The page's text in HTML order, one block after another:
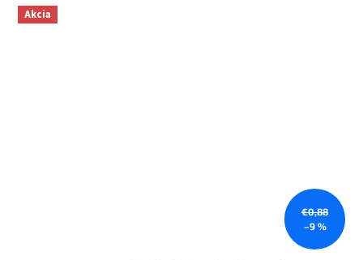
Akcia
€0,88
–9 %